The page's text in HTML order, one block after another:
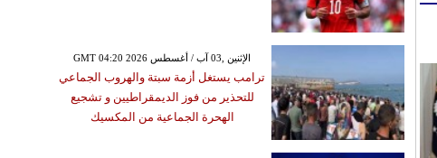
GMT 04:20 2026 الإثنين ,03 آب / أغسطس
ترامب يستغل أزمة سبتة والهروب الجماعي
للتحذير من فوز الديمقراطيين و تشجيع
الهحرة الجماعية من المكسيك